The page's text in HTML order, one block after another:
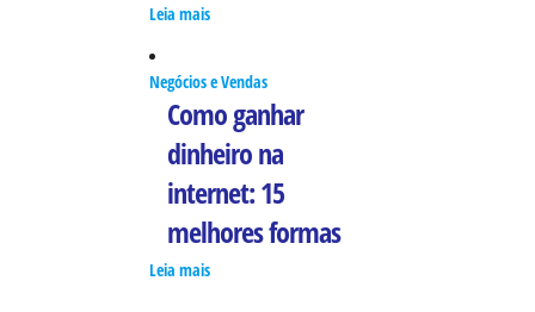
Leia mais
Negócios e Vendas
Como ganhar
dinheiro na
internet: 15
melhores formas
Leia mais